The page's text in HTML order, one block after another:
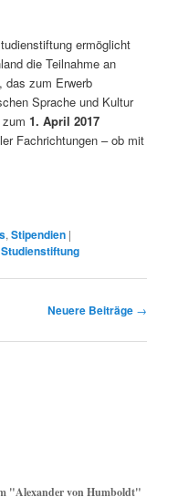
ermöglicht
die Teilnahme an
das zum Erwerb
Sprache und Kultur
zum1. April 2017
Fachrichtungen – ob mit
,Stipendien |
Studienstiftung
Neuere Beiträge →
"Alexander von Humboldt"